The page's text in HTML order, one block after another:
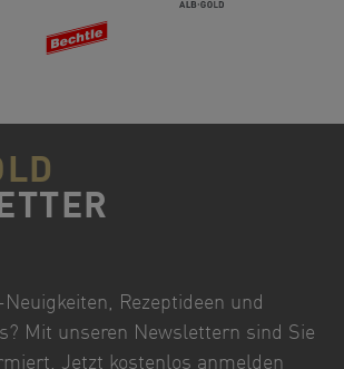
Rezeptideen und
Mit unseren Newslettern sind Sie
Jetzt kostenlos anmelden